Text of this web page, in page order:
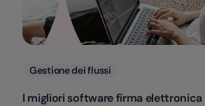
Categorie
Gestione dei flussi
I migliori software firma elettronica